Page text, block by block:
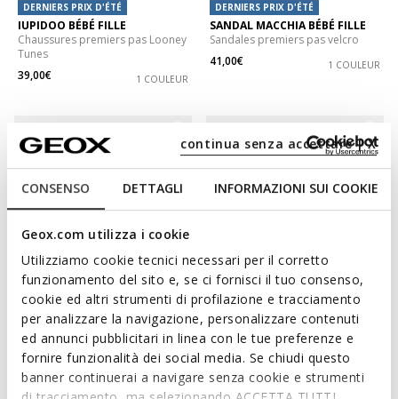
CONSENSO DETTAGLI INFORMAZIONI SUI COOKIE
Geox.com utilizza i cookie
Utilizziamo cookie tecnici necessari per il corretto
funzionamento del sito e, se ci fornisci il tuo consenso,
cookie ed altri strumenti di profilazione e tracciamento
per analizzare la navigazione, personalizzare contenuti
ed annunci pubblicitari in linea con le tue preferenze e
fornire funzionalità dei social media. Se chiudi questo
banner continuerai a navigare senza cookie e strumenti
continua senza accettare | X
DERNIERS PRIX D'ÉTÉ
IUPIDOO BÉBÉ FILLE
Chaussures premiers pas Looney
Tunes
39,00€
1 COULEUR
DERNIERS PRIX D'ÉTÉ
SANDAL MACCHIA BÉBÉ FILLE
Sandales premiers pas velcro
41,00€
1 COULEUR
DERNIERS PRIX D'ÉTÉ
SANDAL MACCHIA BÉBÉ FILLE
Sandales premiers pas velcro
47,00€
DERNIERS PRIX D'ÉTÉ
Chaussures barefoot légères et
flexibles
35,00€
1 COULEUR